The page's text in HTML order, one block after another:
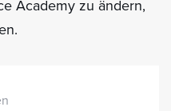
Academy zu ändern,